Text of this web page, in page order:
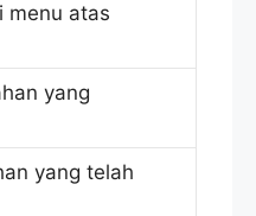
menu atas
yang
yang telah